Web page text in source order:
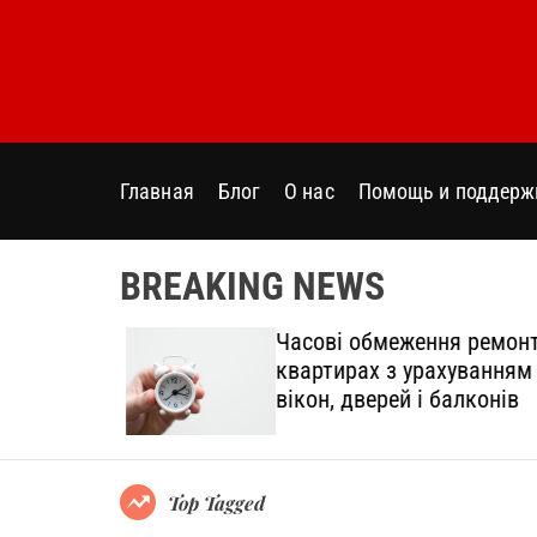
Главная Блог О нас Помощь и
BREAKING NEWS
Часові обмеження
квартирах з урахуванням
вікон, дверей і балконів
Top Tagged